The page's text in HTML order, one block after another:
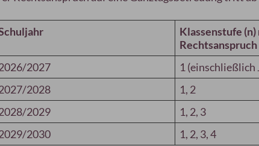
Klassenstufe
Rechtsanspruch
2027
1 (einschließlich
2028
1, 2
2029
1, 2, 3
2030
1, 2, 3, 4